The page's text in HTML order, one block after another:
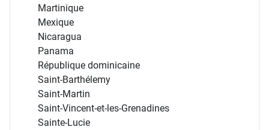
Martinique
Mexique
Nicaragua
Panama
République dominicaine
Saint-Barthélemy
Saint-Martin
Saint-Vincent-et-les-Grenadines
Sainte-Lucie